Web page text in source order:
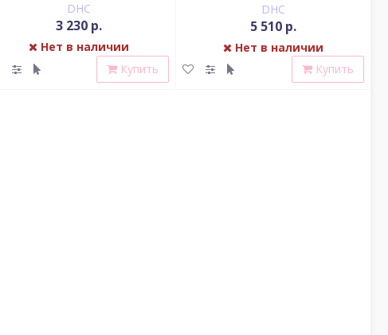
DHC
3 230 р.
Нет в наличии
Купить
DHC
5 510 р.
Нет в наличии
Купить